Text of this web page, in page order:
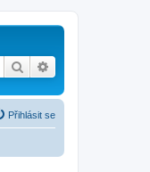
Hledat
Přihlásit se